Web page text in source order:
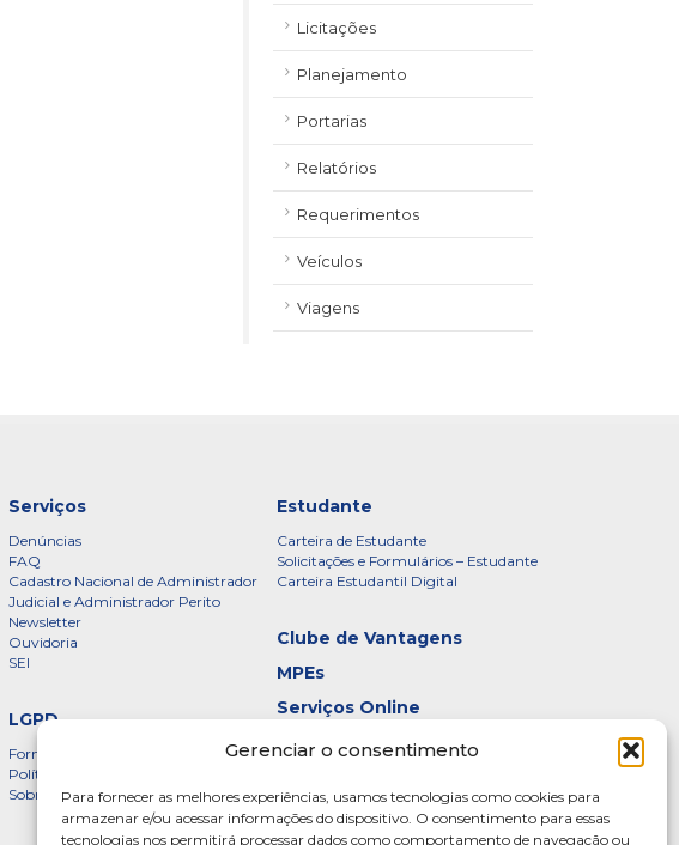
Gerenciar o consentimento
Para fornecer as melhores experiências, usamos tecnologias como cookies para
armazenar e/ou acessar informações do dispositivo. O consentimento para essas
tecnologias nos permitirá processar dados como comportamento de navegação ou
Licitações
Planejamento
Portarias
Relatórios
Requerimentos
Veículos
Viagens
Serviços
Denúncias
FAQ
Cadastro Nacional de Administrador
Judicial e Administrador Perito
Newsletter
Ouvidoria
SEI
Estudante
Carteira de Estudante
Solicitações e Formulários – Estudante
Carteira Estudantil Digital
Clube de Vantagens
MPEs
Serviços Online
LGPD
Formulário
Política de Privacidade – CRADF
Sobre a LGPD
Certificados
Galeria de Presidentes